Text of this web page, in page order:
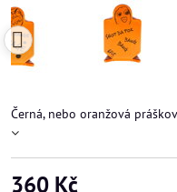
Černá, nebo oranžová
360 Kč